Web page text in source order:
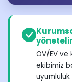
OV/EV ve
ekibimiz